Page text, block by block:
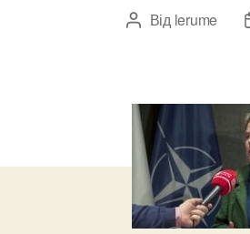
Автор
Від lerume